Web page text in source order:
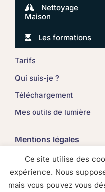
Nettoyage
Maison
Les formations
Tarifs
Qui suis-je ?
Téléchargement
Mes outils de lumière
Mentions légales
Mentions légales
Politique de
confidentialité
Ce site utilise des
expérience. Nous
mais vous pouvez vous